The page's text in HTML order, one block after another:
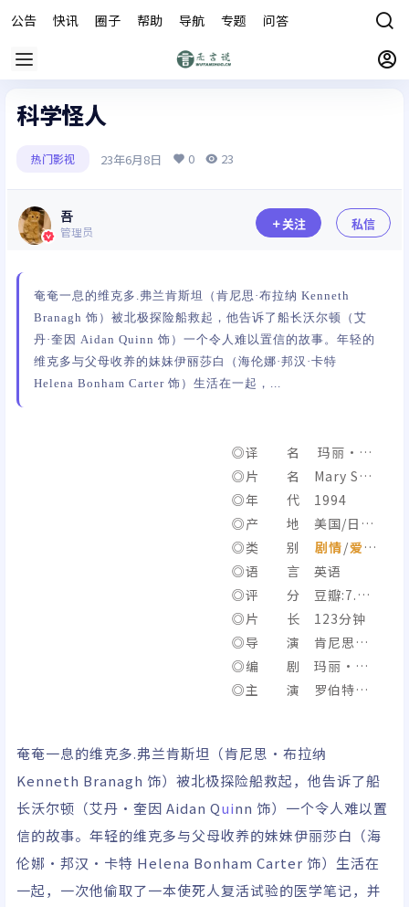
公告 快讯 圈子 帮助 导航 专题 问答
科学怪人
热门影视 23年6月8日 0 23
吾
管理员 关注 私信
奄奄一息的维克多.弗兰肯斯坦（肯尼思·布拉纳 Kenneth
Branagh 饰）被北极探险船救起，他告诉了船长沃尔顿（艾
丹·奎因 Aidan Quinn 饰）一个令人难以置信的故事。年轻的
维克多与父母收养的妹妹伊丽莎白（海伦娜·邦汉·卡特
Helena Bonham Carter 饰）生活在一起，...
◎译 名 玛丽·雪
莱的弗兰肯斯坦 / 玛丽
·雪莱之科学怪人 / 科
学怪人之再生情狂 / 弗
兰肯斯坦 / Frankenst
ein
◎片 名 Mary She
lley’s Frankenstein
◎年 代 1994
◎产 地 美国/日
本/法国
◎类 别 剧情/爱情
/科幻 /恐怖
◎语 言 英语
◎评 分 豆瓣:7.7/I
MDb:6.3
◎片 长 123分钟
◎导 演 肯尼思·
布拉纳
◎编 剧 玛丽·雪
莱/斯特凡女士
◎主 演 罗伯特·
娜·伯翰·卡特/艾丹·
奎因/伊安·霍姆/理查
德·布赖尔斯/约翰·克
里斯/罗伯特·哈迪/切
瑞·朗吉/西莉亚·伊姆
里/特里文·麦克道尔
奄奄一息的维克多.弗兰肯斯坦（肯尼思·布拉纳
Kenneth Branagh 饰）被北极探险船救起，他告诉了船
长沃尔顿（艾丹·奎因 Aidan Quinn 饰）一个令人难以置
信的故事。年轻的维克多与父母收养的妹妹伊丽莎白（海
伦娜·邦汉·卡特 Helena Bonham Carter 饰）生活在
一起，一次他偷取了一本使死人复活试验的医学笔记，并